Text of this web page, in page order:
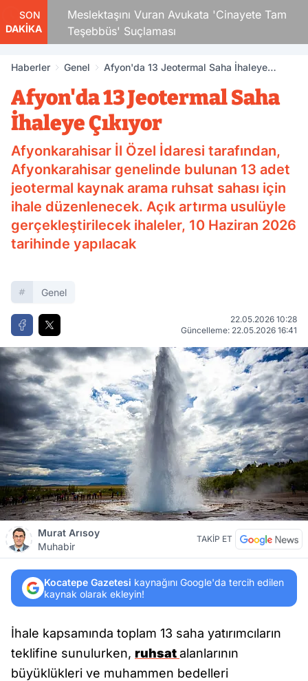
SON
DAKİKA
Meslektaşını Vuran Avukata 'Cinayete Tam
Teşebbüs' Suçlaması
Haberler Genel
Afyon'da 13 Jeotermal Saha İhaleye
Afyon'da 13 Jeotermal Saha
İhaleye Çıkıyor
Afyonkarahisar İl Özel İdaresi tarafından,
Afyonkarahisar genelinde bulunan 13 adet
jeotermal kaynak arama ruhsat sahası için
ihale düzenlenecek. Açık artırma usulüyle
gerçekleştirilecek ihaleler, 10 Haziran 2026
tarihinde yapılacak
Genel
22.05.2026 10:28
Güncelleme: 22.05.2026 16:41
Murat Arısoy
Muhabir
TAKİP ET
Kocatepe Gazetesi kaynağını Google'da tercih edilen
kaynak olarak ekleyin!
İhale kapsamında toplam 13 saha yatırımcıların
teklifine sunulurken, ruhsatalanlarının
büyüklükleri ve muhammen bedelleri